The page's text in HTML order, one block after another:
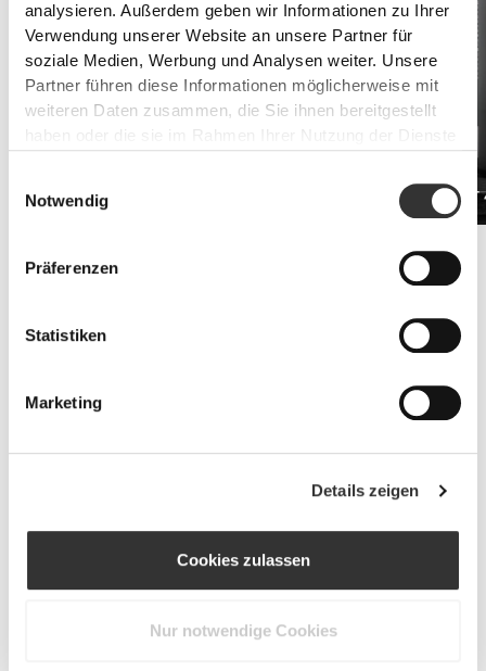
analysieren. Außerdem geben wir Informationen zu Ihrer
Verwendung unserer Website an unsere Partner für
soziale Medien, Werbung und Analysen weiter. Unsere
Partner führen diese Informationen möglicherweise mit
weiteren Daten zusammen, die Sie ihnen bereitgestellt
haben oder die sie im Rahmen Ihrer Nutzung der Dienste
Notwendig
Präferenzen
Statistiken
Marketing
Details zeigen
Cookies zulassen
Nur notwendige Cookies
Beta-Alanin 100 Kapseln
Molke und Aminosäure-Ergänzungsmittel sind der Schlüssel zur